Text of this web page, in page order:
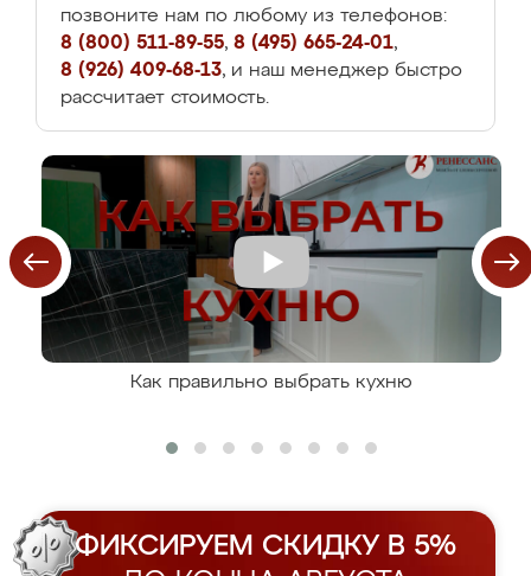
позвоните нам по любому из телефонов:
8 (800) 511-89-55, 8 (495) 665-24-01,
8 (926) 409-68-13, и наш менеджер быстро
рассчитает стоимость.
Как правильно выбрать кухню
ФИКСИРУЕМ СКИДКУ В 5%